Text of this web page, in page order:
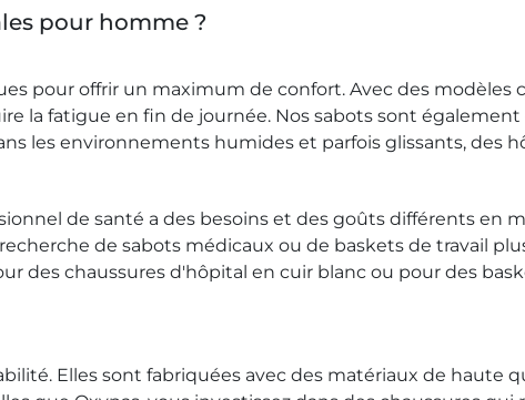
pour homme ?
pour offrir un maximum de confort. Avec des modèles
la fatigue en fin de journée. Nos sabots sont
les environnements humides et parfois glissants, des
de santé a des besoins et des goûts différents en
de sabots médicaux ou de baskets de travail
des chaussures d'hôpital en cuir blanc ou pour des
Elles sont fabriquées avec des matériaux de haute